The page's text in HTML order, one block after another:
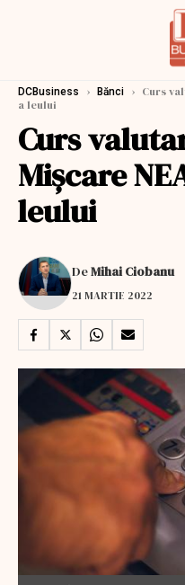
DCBusiness › Bănci › Curs
a leului
Curs
Mişcare
leului
DeMihai Ciobanu
21 MARTIE 2022